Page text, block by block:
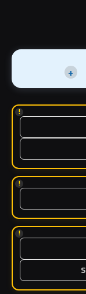
+
!
!
!